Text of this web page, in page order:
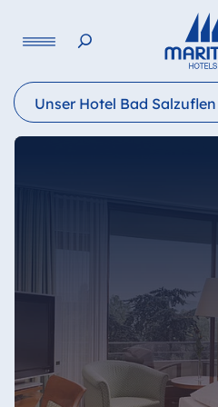
Unser Hotel Bad Salzuflen